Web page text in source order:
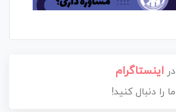
در اینستاگرام
ما را دنبال کنید!